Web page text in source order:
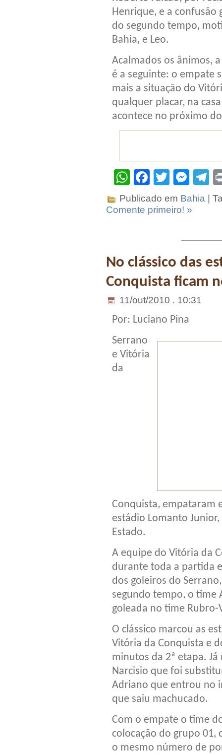
Henrique, e a confusão
do segundo tempo,
Bahia, e Leo.
Acalmados os ânimos,
é a seguinte: o empate
mais a situação do
qualquer placar, na
acontece no próximo
WhatsApp
Facebook
Twitter
Publicado em Bahia |
Comente primeiro! »
No clássico das
Conquista ficam
11/out/2010 . 10:31
Por: Luciano Pina
Serrano
e Vitória
da
Conquista, empataram
estádio Lomanto
Estado.
A equipe do Vitória da
durante toda a partida
dos goleiros do
segundo tempo, o time
goleada no time Rubro-
O clássico marcou as
Vitória da Conquista e
minutos da 2ª etapa.
Narcisio que foi
Adriano que entrou no
que saiu machucado.
Com o empate o time
colocação do grupo 01,
o mesmo número de